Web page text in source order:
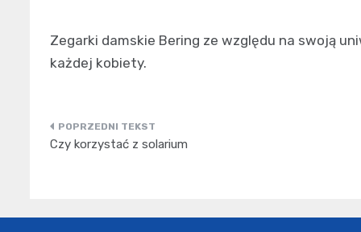
Zegarki damskie Bering ze względu na swoją
każdej kobiety.
Nawigacja
Czy korzystać z solarium